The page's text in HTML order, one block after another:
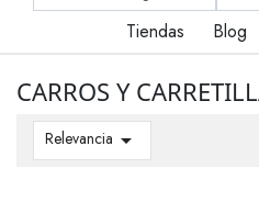
Tiendas Blog
CARROS Y
Relevancia 